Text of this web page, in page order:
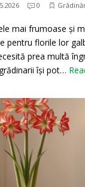
0
mai frumoase și
pentru florile lor
prea multă
își pot…